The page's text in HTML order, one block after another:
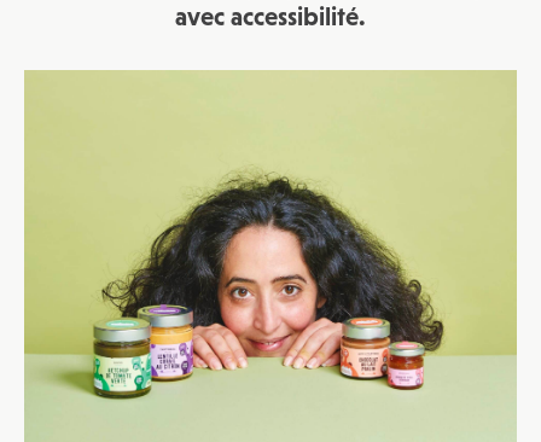
avec accessibilité.